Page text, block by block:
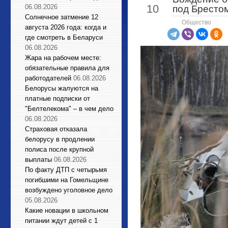
06.08.2026
Солнечное затмение 12
августа 2026 года: когда и
где смотреть в Беларуси
06.08.2026
Жара на рабочем месте:
обязательные правила для
работодателей 06.08.2026
Белорусы жалуются на
платные подписки от
"Белтелекома" – в чем дело
06.08.2026
Страховая отказала
белорусу в продлении
полиса после крупной
выплаты 06.08.2026
По факту ДТП с четырьмя
погибшими на Гомельщине
возбуждено уголовное дело
05.08.2026
Какие новации в школьном
питании ждут детей с 1
10
под
Общество